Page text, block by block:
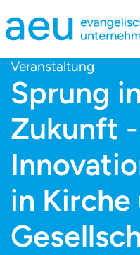
Veranstaltung
Sprung
Zukunft -
in Kirche